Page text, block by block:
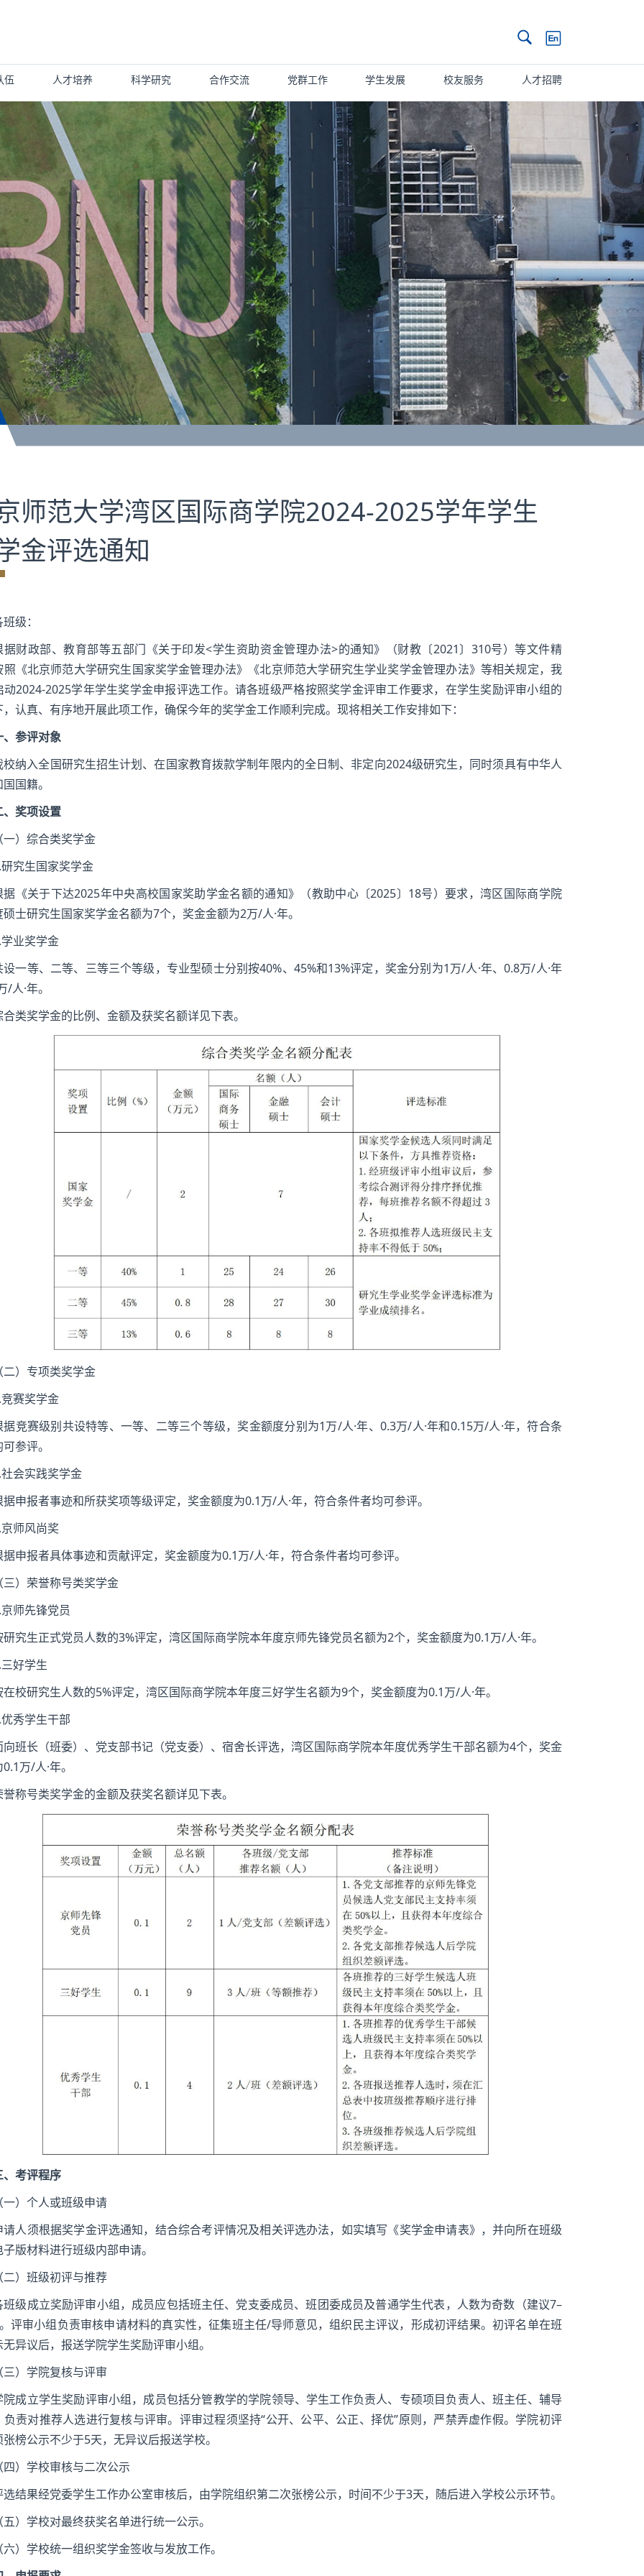
伍 人才培养 科学研究 合作交流 党群工作 学生发展 校友服务 人才招聘
师范大学湾区国际商学院2024-2025学年学生
金评选通知
级：
据财政部、教育部等五部门《关于印发<学生资助资金管理办法>的通知》（财教〔2021〕310号）等文件精
照《北京师范大学研究生国家奖学金管理办法》《北京师范大学研究生学业奖学金管理办法》等相关规定，我
动2024-2025学年学生奖学金申报评选工作。请各班级严格按照奖学金评审工作要求，在学生奖励评审小组的
认真、有序地开展此项工作，确保今年的奖学金工作顺利完成。现将相关工作安排如下：
、参评对象
校纳入全国研究生招生计划、在国家教育拨款学制年限内的全日制、非定向2024级研究生，同时须具有中华人
国籍。
、奖项设置
一）综合类奖学金
究生国家奖学金
据《关于下达2025年中央高校国家奖助学金名额的通知》（教助中心〔2025〕18号）要求，湾区国际商学院
士研究生国家奖学金名额为7个，奖金金额为2万/人·年。
业奖学金
设一等、二等、三等三个等级，专业型硕士分别按40%、45%和13%评定，奖金分别为1万/人·年、0.8万/人·年
/人·年。
合类奖学金的比例、金额及获奖名额详见下表。
二）专项类奖学金
赛奖学金
据竞赛级别共设特等、一等、二等三个等级，奖金额度分别为1万/人·年、0.3万/人·年和0.15万/人·年，符合条
参评。
会实践奖学金
据申报者事迹和所获奖项等级评定，奖金额度为0.1万/人·年，符合条件者均可参评。
师风尚奖
据申报者具体事迹和贡献评定，奖金额度为0.1万/人·年，符合条件者均可参评。
三）荣誉称号类奖学金
师先锋党员
研究生正式党员人数的3%评定，湾区国际商学院本年度京师先锋党员名额为2个，奖金额度为0.1万/人·年。
好学生
在校研究生人数的5%评定，湾区国际商学院本年度三好学生名额为9个，奖金额度为0.1万/人·年。
秀学生干部
向班长（班委）、党支部书记（党支委）、宿舍长评选，湾区国际商学院本年度优秀学生干部名额为4个，奖金
万/人·年。
誉称号类奖学金的金额及获奖名额详见下表。
、考评程序
一）个人或班级申请
请人须根据奖学金评选通知，结合综合考评情况及相关评选办法，如实填写《奖学金申请表》，并向所在班级
版材料进行班级内部申请。
二）班级初评与推荐
班级成立奖励评审小组，成员应包括班主任、党支委成员、班团委成员及普通学生代表，人数为奇数（建议7–
评审小组负责审核申请材料的真实性，征集班主任/导师意见，组织民主评议，形成初评结果。初评名单在班
异议后，报送学院学生奖励评审小组。
三）学院复核与评审
院成立学生奖励评审小组，成员包括分管教学的学院领导、学生工作负责人、专硕项目负责人、班主任、辅导
负责对推荐人选进行复核与评审。评审过程须坚持“公开、公平、公正、择优”原则，严禁弄虚作假。学院初评
榜公示不少于5天，无异议后报送学校。
四）学校审核与二次公示
选结果经党委学生工作办公室审核后，由学院组织第二次张榜公示，时间不少于3天，随后进入学校公示环节。
五）学校对最终获奖名单进行统一公示。
六）学校统一组织奖学金签收与发放工作。